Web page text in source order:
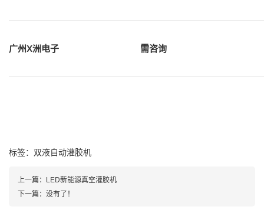
广州X洲电子 需咨询
标签： 双液自动灌胶机
上一篇： LED新能源真空灌胶机
下一篇：没有了！